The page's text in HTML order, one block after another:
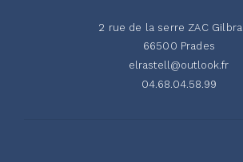
2 rue de la serre ZAC
66500 Prades
elrastell@outlook.fr
04.68.04.58.99